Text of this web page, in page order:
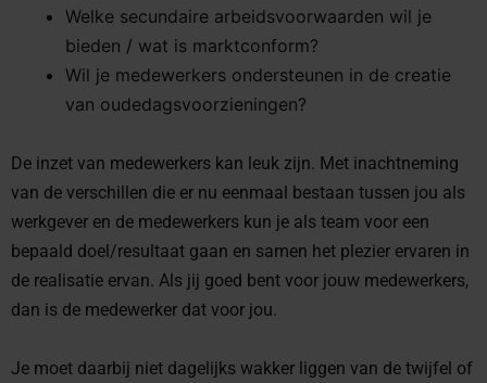
Welke secundaire arbeidsvoorwaarden wil je
bieden / wat is marktconform?
Wil je medewerkers ondersteunen in de creatie
van oudedagsvoorzieningen?
De inzet van medewerkers kan leuk zijn. Met inachtneming
van de verschillen die er nu eenmaal bestaan tussen jou als
werkgever en de medewerkers kun je als team voor een
bepaald doel/resultaat gaan en samen het plezier ervaren in
de realisatie ervan. Als jij goed bent voor jouw medewerkers,
dan is de medewerker dat voor jou.
Je moet daarbij niet dagelijks wakker liggen van de twijfel of